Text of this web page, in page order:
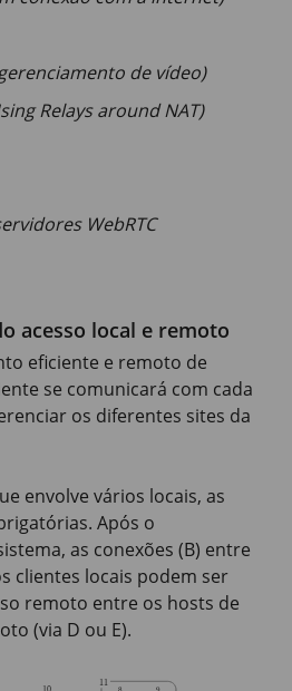
de vídeo)
Relays around NAT)
WebRTC
acesso local e remoto
eficiente e remoto de
se comunicará com cada
os diferentes sites da
envolve vários locais, as
Após o
as conexões (B) entre
clientes locais podem ser
remoto entre os hosts de
(via D ou E).